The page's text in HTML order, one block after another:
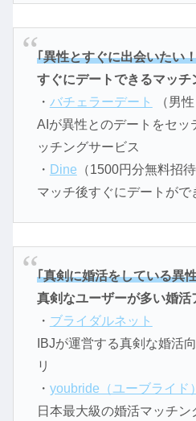
｢異性とすぐに出会いたい
すぐにデートできるマッチ
・ バチェラーデート
（男
AIが異性とのデートをセッ
ッチングサービス
・ Dine （1500円分無料招
マッチ後すぐにデートがで
｢真剣に婚活をしている異
真剣なユーザーが多い婚活
・ ブライダルネット
IBJが運営する真剣な婚活
リ
・ youbride（ユーブライド）
日本最大級の婚活マッチン